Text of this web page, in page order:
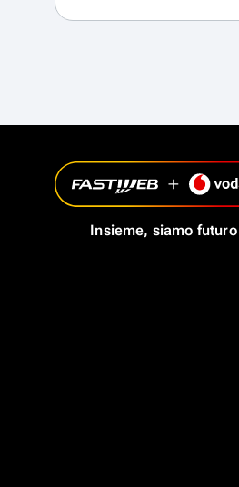
Insieme, siamo futuro